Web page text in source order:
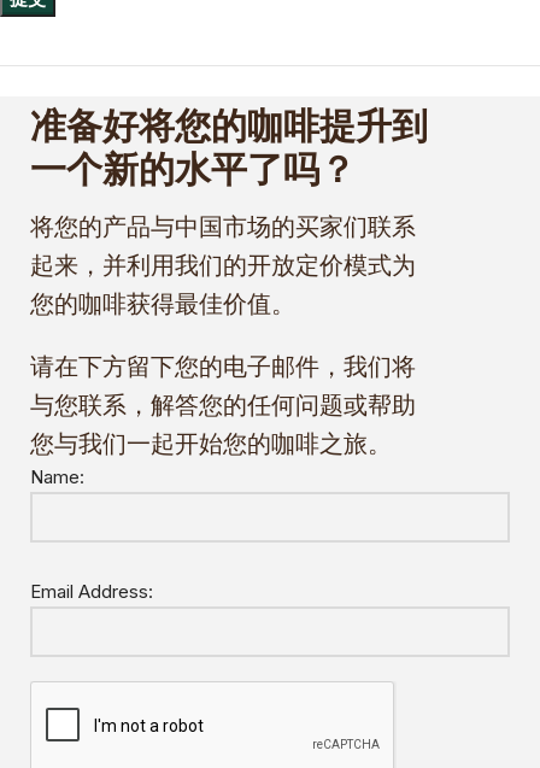
准备好将您的咖啡提升到
一个新的水平了吗？
将您的产品与中国市场的买家们联系
起来，并利用我们的开放定价模式为
您的咖啡获得最佳价值。
请在下方留下您的电子邮件，我们将
与您联系，解答您的任何问题或帮助
您与我们一起开始您的咖啡之旅。
Name:
Email Address: